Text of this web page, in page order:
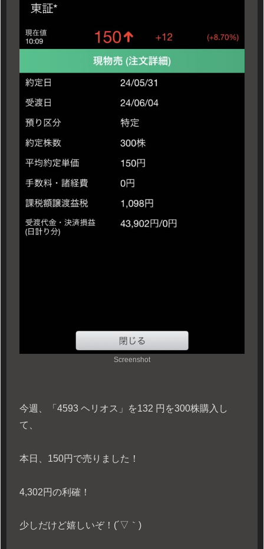
Screenshot
今週、「4593 ヘリオス」を132 円を300株購入し
て、
本日、150円で売りました！
4,302円の利確！
少しだけど嬉しいぞ！(´▽｀)